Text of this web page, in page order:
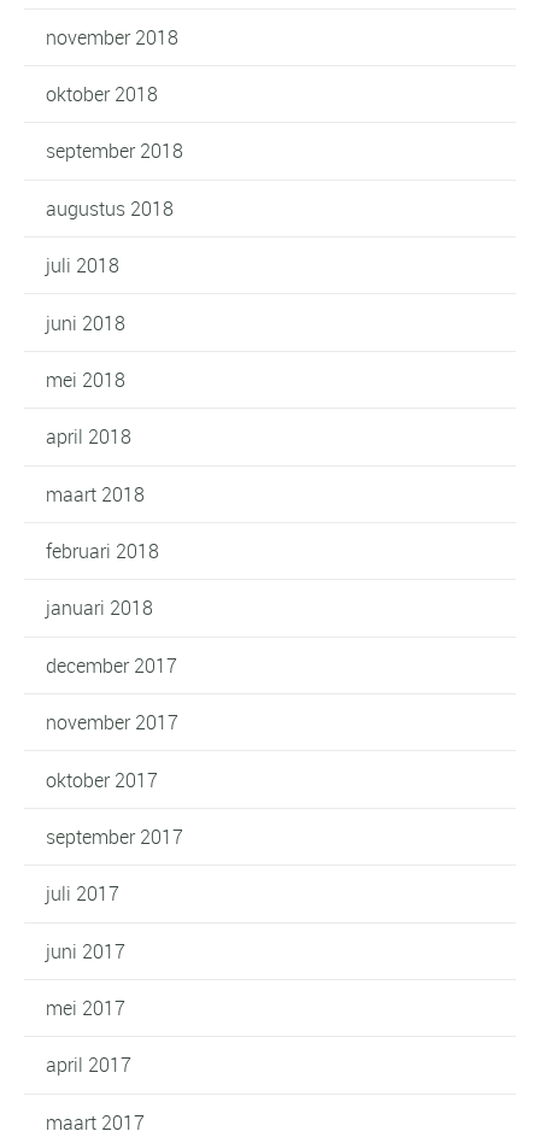
november 2018
oktober 2018
september 2018
augustus 2018
juli 2018
juni 2018
mei 2018
april 2018
maart 2018
februari 2018
januari 2018
december 2017
november 2017
oktober 2017
september 2017
juli 2017
juni 2017
mei 2017
april 2017
maart 2017